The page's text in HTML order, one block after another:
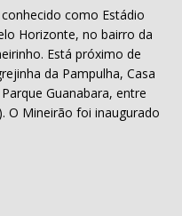
como Estádio
Horizonte, no bairro da
Está próximo de
da Pampulha, Casa
Guanabara, entre
O Mineirão foi inaugurado